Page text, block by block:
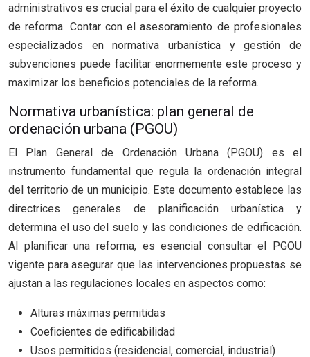
administrativos es crucial para el éxito de cualquier proyecto
de reforma. Contar con el asesoramiento de profesionales
especializados en normativa urbanística y gestión de
subvenciones puede facilitar enormemente este proceso y
maximizar los beneficios potenciales de la reforma.
Normativa urbanística: plan general de
ordenación urbana (PGOU)
El Plan General de Ordenación Urbana (PGOU) es el
instrumento fundamental que regula la ordenación integral
del territorio de un municipio. Este documento establece las
directrices generales de planificación urbanística y
determina el uso del suelo y las condiciones de edificación.
Al planificar una reforma, es esencial consultar el PGOU
vigente para asegurar que las intervenciones propuestas se
ajustan a las regulaciones locales en aspectos como:
Alturas máximas permitidas
Coeficientes de edificabilidad
Usos permitidos (residencial, comercial, industrial)